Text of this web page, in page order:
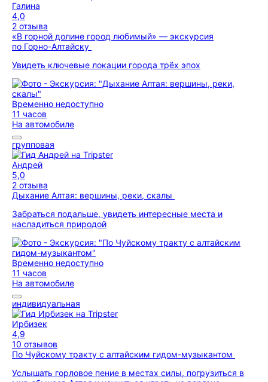
Галина
4,0
2 отзыва
«В горной долине город любимый» — экскурсия
по Горно-Алтайску
Увидеть ключевые локации города трёх эпох
Временно недоступно
11 часов
На автомобиле
групповая
Андрей
5,0
2 отзыва
Дыхание Алтая: вершины, реки, скалы
Забраться подальше, увидеть интересные места и
насладиться природой
Временно недоступно
11 часов
На автомобиле
индивидуальная
Ирбизек
4,9
10 отзывов
По Чуйскому тракту с алтайским гидом-музыкантом
Услышать горловое пение в местах силы, погрузиться в